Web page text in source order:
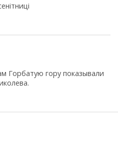
Горбатую гору показывали